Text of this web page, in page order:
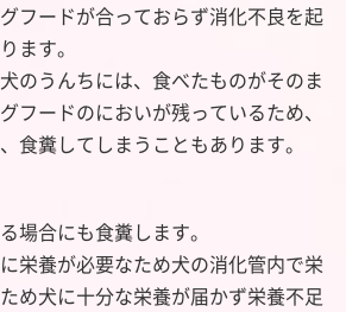
フードが合っておらず消化不良を起
ます。
のうんちには、食べたものがそのま
フードのにおいが残っているため、
食糞してしまうこともあります。
場合にも食糞します。
栄養が必要なため犬の消化管内で栄
め犬に十分な栄養が届かず栄養不足